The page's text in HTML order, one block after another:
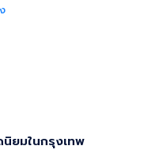
ยมในกรุงเทพ